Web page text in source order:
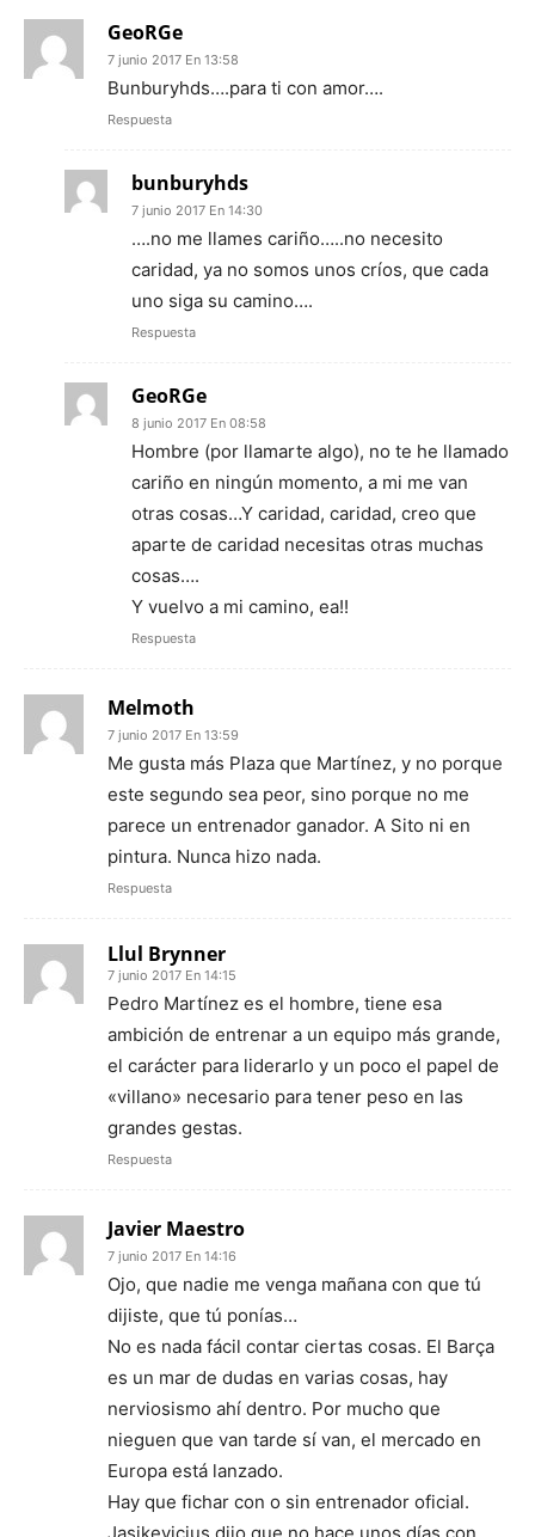
GeoRGe
7 junio 2017 En 13:58
Bunburyhds….para ti con amor….
Respuesta
bunburyhds
7 junio 2017 En 14:30
….no me llames cariño…..no necesito
caridad, ya no somos unos críos, que cada
uno siga su camino….
Respuesta
GeoRGe
8 junio 2017 En 08:58
Hombre (por llamarte algo), no te he llamado
cariño en ningún momento, a mi me van
otras cosas…Y caridad, caridad, creo que
aparte de caridad necesitas otras muchas
cosas….
Y vuelvo a mi camino, ea!!
Respuesta
Melmoth
7 junio 2017 En 13:59
Me gusta más Plaza que Martínez, y no porque
este segundo sea peor, sino porque no me
parece un entrenador ganador. A Sito ni en
pintura. Nunca hizo nada.
Respuesta
Llul Brynner
7 junio 2017 En 14:15
Pedro Martínez es el hombre, tiene esa
ambición de entrenar a un equipo más grande,
el carácter para liderarlo y un poco el papel de
«villano» necesario para tener peso en las
grandes gestas.
Respuesta
Javier Maestro
7 junio 2017 En 14:16
Ojo, que nadie me venga mañana con que tú
dijiste, que tú ponías…
No es nada fácil contar ciertas cosas. El Barça
es un mar de dudas en varias cosas, hay
nerviosismo ahí dentro. Por mucho que
nieguen que van tarde sí van, el mercado en
Europa está lanzado.
Hay que fichar con o sin entrenador oficial.